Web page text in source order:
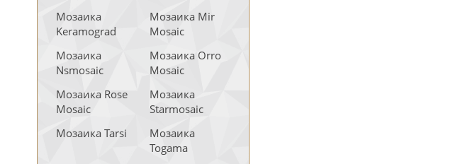
Мозаика
Keramograd
Мозаика Mir
Mosaic
Мозаика
Nsmosaic
Мозаика Orro
Mosaic
Мозаика Rose
Mosaic
Мозаика
Starmosaic
Мозаика Tarsi
Мозаика
Togama